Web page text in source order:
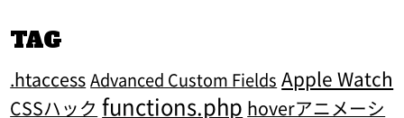
TAG
.htaccess Advanced Custom Fields Apple Watch
CSSハック functions.php hoverアニメーシ